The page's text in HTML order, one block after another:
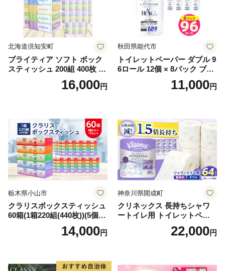
北海道倶知安町
ブライティア ソフト ボック
スティッシュ 200組 400枚 60
箱 日本製 まとめ買い ティッ
シュ リサイクル 長持 防災 常
倶知安町 日用品
16,000円
秋田県能代市
トイレットペーパー ダブル 9
6ロール 12個 × 8パック ブラ
ンカ 再生紙 100％ 芯あり 日
用品 消耗品 無香料 生活用品
11,000円
栃木県小山市
クラリスボックスティッシュ
60箱(1箱220組(440枚))(5個入
り×12セット)【1256759】
14,000円
神奈川県開成町
クリネックス 長持ちシャワ
ートイレ用 トイレットペー
パー（ダブル）64ロール(8ロ
ール×8パック) 開成町 トイレ
蓄 防災 エコ 消耗品 生活雑貨
22,000円